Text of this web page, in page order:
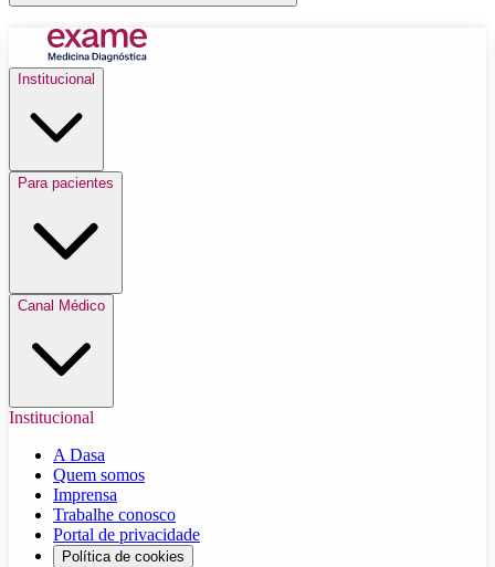
Institucional
Para pacientes
Canal Médico
Institucional
A Dasa
Quem somos
Imprensa
Trabalhe conosco
Portal de privacidade
Política de cookies